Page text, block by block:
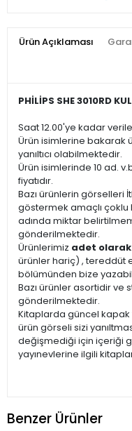
Ürün Açıklaması
PHİLİPS SHE 3010RD
Saat 12.00'ye kadar
Ürün isimlerine bakarak
yanıltıcı olabilmektedir.
Ürün isimlerinde 10 ad.
fiyatıdır.
Bazı ürünlerin görselleri
göstermek amaçlı çoklu
adında miktar
gönderilmektedir.
Ürünlerimiz adet
ürünler hariç) , tereddüt
bölümünden bize
Bazı ürünler asortidir
gönderilmektedir.
Kitaplarda güncel
ürün görseli sizi
değişmediği için içeriği
yayınevlerine ilgili
Benzer Ürünler